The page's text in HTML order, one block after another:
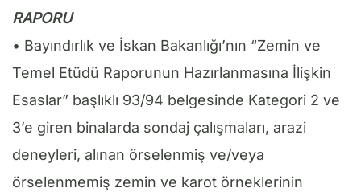
RAPORU
• Bayındırlık ve İskan Bakanlığı’nın “Zemin ve
Temel Etüdü Raporunun Hazırlanmasına İlişkin
Esaslar” başlıklı 93/94 belgesinde Kategori 2 ve
3’e giren binalarda sondaj çalışmaları, arazi
deneyleri, alınan örselenmiş ve/veya
örselenmemiş zemin ve karot örneklerinin